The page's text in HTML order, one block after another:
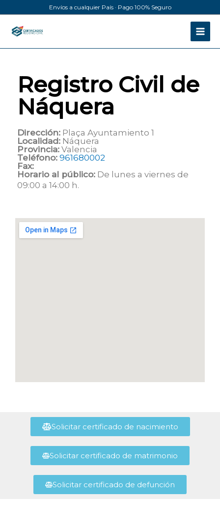
al
contenido
Envíos a cualquier País · Pago 100% Seguro
Registro Civil de
Náquera
Dirección: Plaça Ayuntamiento 1
Localidad: Náquera
Provincia: Valencia
Teléfono: 961680002
Fax:
Horario al público: De lunes a viernes de
09:00 a 14:00 h.
Solicitar certificado de nacimiento
Solicitar certificado de matrimonio
Solicitar certificado de defunción